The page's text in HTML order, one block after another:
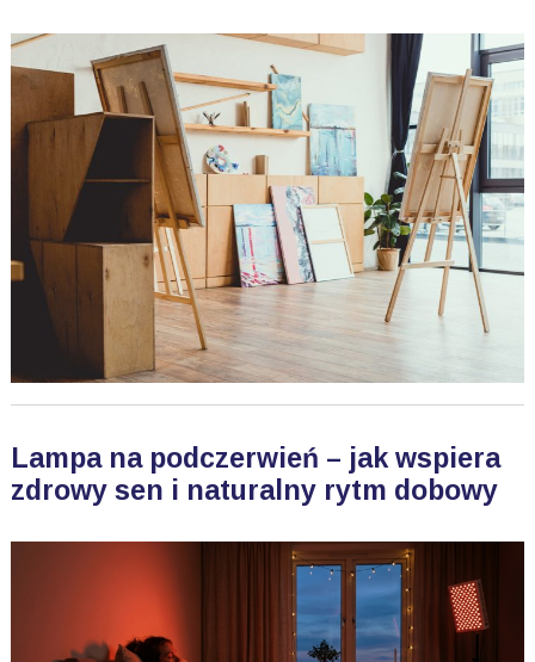
Lampa na podczerwień – jak wspiera
zdrowy sen i naturalny rytm dobowy